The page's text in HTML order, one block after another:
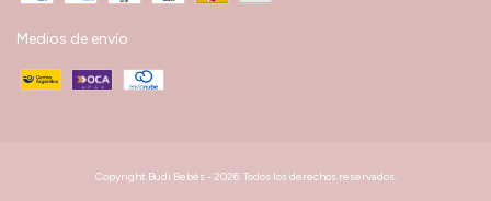
Medios de envío
Copyright Budi Bebés - 2026. Todos los derechos reservados.